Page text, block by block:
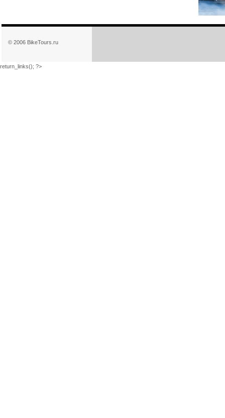
© 2006 BikeTours.ru
return_links(); ?>